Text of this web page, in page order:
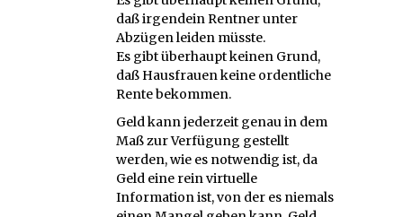
daß irgendein Rentner unter
Abzügen leiden müsste.
Es gibt überhaupt keinen Grund,
daß Hausfrauen keine ordentliche
Rente bekommen.
Geld kann jederzeit genau in dem
Maß zur Verfügung gestellt
werden, wie es notwendig ist, da
Geld eine rein virtuelle
Information ist, von der es niemals